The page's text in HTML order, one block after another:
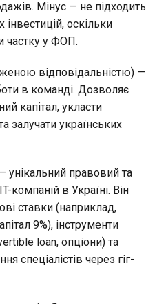
Мінус — не підходить
оскільки
частку у ФОП.
відповідальністю) —
в команді. Дозволяє
капітал, укласти
залучати українських
унікальний правовий та
компаній в Україні. Він
ставки (наприклад,
9%), інструменти
loan, опціони) та
спеціалістів через гіг-